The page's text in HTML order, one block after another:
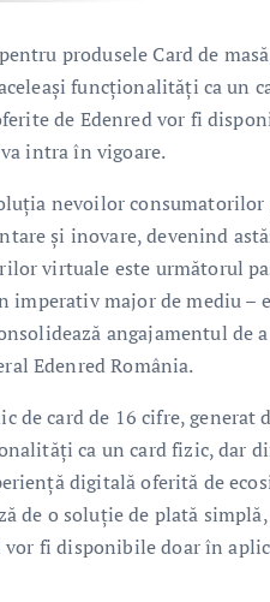
produsele Card de
funcționalități ca un
de Edenred vor fi
intra în vigoare.
nevoilor
și inovare, devenind
virtuale este următorul
major de mediu –
angajamentul de
Edenred România.
de card de 16 cifre,
ca un card fizic, dar
digitală oferită de
de o soluție de plată
fi disponibile doar în